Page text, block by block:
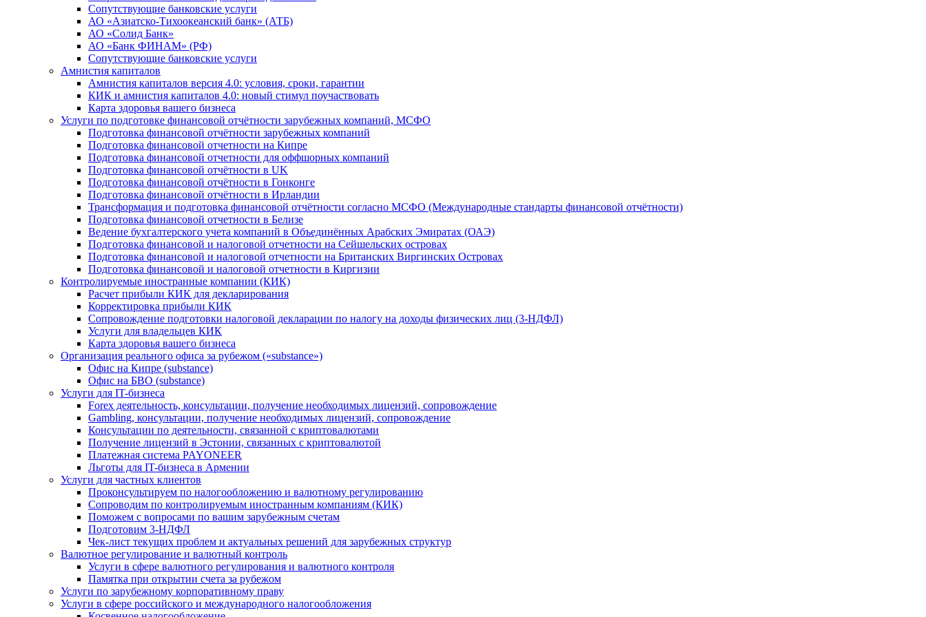
Сопутствующие банковские услуги
АО «Азиатско-Тихоокеанский банк» (АТБ)
АО «Солид Банк»
АО «Банк ФИНАМ» (РФ)
Сопутствующие банковские услуги
Амнистия капиталов
Амнистия капиталов версия 4.0: условия, сроки, гарантии
КИК и амнистия капиталов 4.0: новый стимул поучаствовать
Карта здоровья вашего бизнеса
Услуги по подготовке финансовой отчётности зарубежных компаний, МСФО
Подготовка финансовой отчётности зарубежных компаний
Подготовка финансовой отчетности на Кипре
Подготовка финансовой отчетности для оффшорных компаний
Подготовка финансовой отчётности в UK
Подготовка финансовой отчётности в Гонконге
Подготовка финансовой отчётности в Ирландии
Трансформация и подготовка финансовой отчётности согласно МСФО (Международные стандарты финансовой отчётности)
Подготовка финансовой отчетности в Белизе
Ведение бухгалтерского учета компаний в Объединённых Арабских Эмиратах (ОАЭ)
Подготовка финансовой и налоговой отчетности на Сейшельских островах
Подготовка финансовой и налоговой отчетности на Британских Виргинских Островах
Подготовка финансовой и налоговой отчетности в Киргизии
Контролируемые иностранные компании (КИК)
Расчет прибыли КИК для декларирования
Корректировка прибыли КИК
Сопровождение подготовки налоговой декларации по налогу на доходы физических лиц (3-НДФЛ)
Услуги для владельцев КИК
Карта здоровья вашего бизнеса
Организация реального офиса за рубежом («substance»)
Офис на Кипре (substance)
Офис на БВО (substance)
Услуги для IT-бизнеса
Forex деятельность, консультации, получение необходимых лицензий, сопровождение
Gambling, консультации, получение необходимых лицензий, сопровождение
Консультации по деятельности, связанной с криптовалютами
Получение лицензий в Эстонии, связанных с криптовалютой
Платежная система PAYONEER
Льготы для IT-бизнеса в Армении
Услуги для частных клиентов
Проконсультируем по налогообложению и валютному регулированию
Сопроводим по контролируемым иностранным компаниям (КИК)
Поможем с вопросами по вашим зарубежным счетам
Подготовим 3-НДФЛ
Чек-лист текущих проблем и актуальных решений для зарубежных структур
Валютное регулирование и валютный контроль
Услуги в сфере валютного регулирования и валютного контроля
Памятка при открытии счета за рубежом
Услуги по зарубежному корпоративному праву
Услуги в сфере российского и международного налогообложения